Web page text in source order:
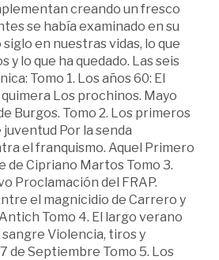
creando un fresco
se había examinado en su
en nuestras vidas, lo que
y lo que ha quedado. Las seis
Tomo 1. Los años 60: El
Los prochinos. Mayo
Burgos. Tomo 2. Los primeros
Por la senda
el franquismo. Aquel Primero
de Cipriano Martos Tomo 3.
Proclamación del FRAP.
el magnicidio de Carrero y
Tomo 4. El largo verano
sangre Violencia, tiros y
de Septiembre Tomo 5. Los